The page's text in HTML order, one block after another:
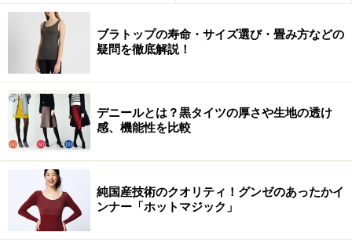
ブラトップの寿命・サイズ選び・畳み方などの
疑問を徹底解説！
デニールとは？黒タイツの厚さや生地の透け
感、機能性を比較
純国産技術のクオリティ！グンゼのあったかイ
ンナー「ホットマジック」